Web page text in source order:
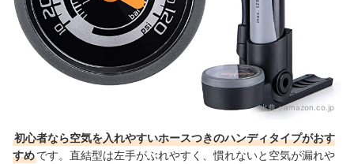
出典：amazon.co.jp
初心者なら空気を入れやすいホースつきのハンディタイプがおす
すめです。直結型は左手がぶれやすく、慣れないと空気が漏れや